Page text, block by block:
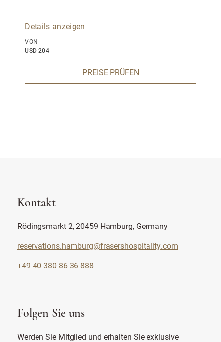
Details anzeigen
VON
USD 204
PREISE PRÜFEN
Kontakt
Rödingsmarkt 2, 20459 Hamburg, Germany
reservations.hamburg@frasershospitality.com
+49 40 380 86 36 888
Folgen Sie uns
Werden Sie Mitglied und erhalten Sie exklusive